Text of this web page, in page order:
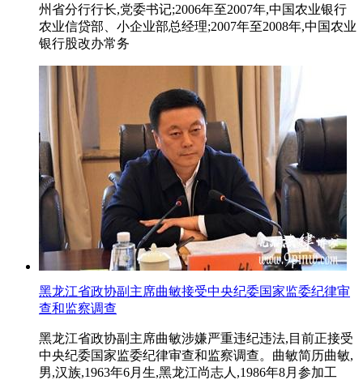
州省分行行长,党委书记;2006年至2007年,中国农业银行
农业信贷部、小企业部总经理;2007年至2008年,中国农业
银行股改办常务
黑龙江省政协副主席曲敏接受中央纪委国家监委纪律审
查和监察调查
黑龙江省政协副主席曲敏涉嫌严重违纪违法,目前正接受
中央纪委国家监委纪律审查和监察调查。曲敏简历曲敏,
男,汉族,1963年6月生,黑龙江尚志人,1986年8月参加工